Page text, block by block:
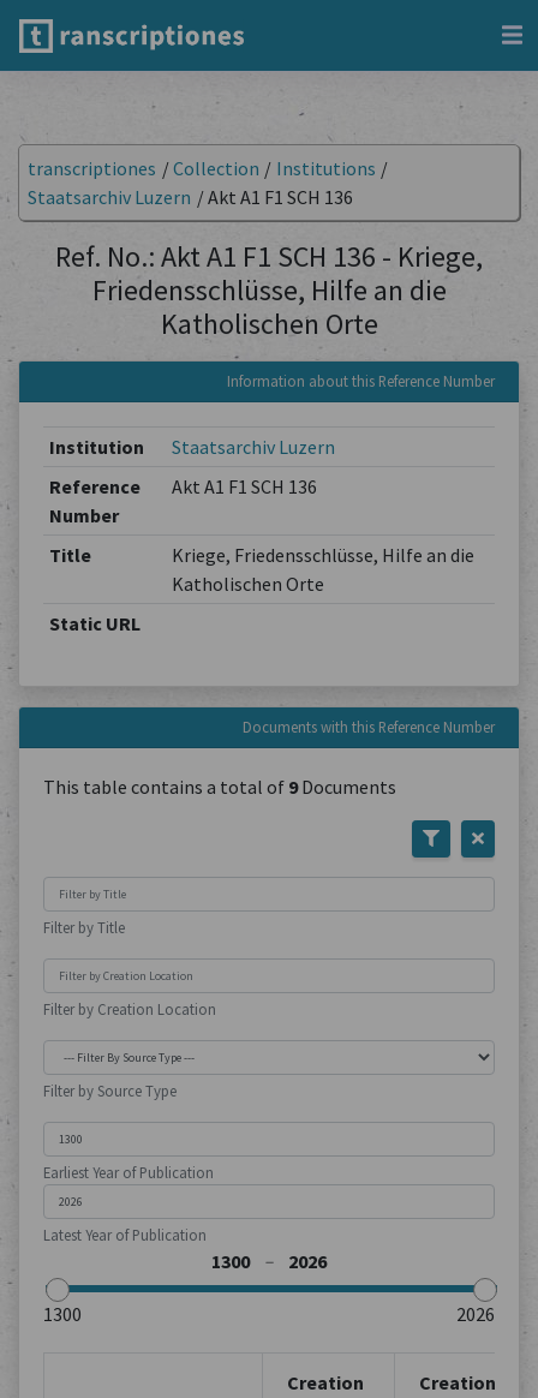
transcriptiones /Collection / Institutions /
Staatsarchiv Luzern /Akt A1 F1 SCH 136
Ref. No.: Akt A1 F1 SCH 136 - Kriege,
Friedensschlüsse, Hilfe an die
Katholischen Orte
Information about this Reference Number
Institution
Staatsarchiv Luzern
Reference
Number
Akt A1 F1 SCH 136
Title
Kriege, Friedensschlüsse, Hilfe an die
Katholischen Orte
Static URL
Documents with this Reference Number
This table contains a total of 9Documents
Filter by Title
Filter by Creation Location
Filter by Source Type
Earliest Year of Publication
Latest Year of Publication
Creation
Creation